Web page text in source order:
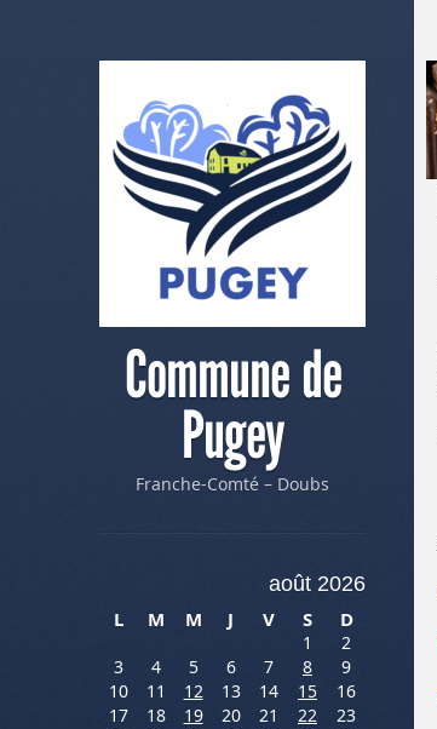
Commune de
Pugey
Franche-Comté – Doubs
août 2026
L
M M J V S D
1
2
3
4 5 6 7 8
9
10
11 12 13 14 15
16
17
18 19 20 21 22
23